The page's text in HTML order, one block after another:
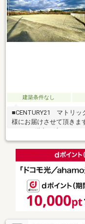
建築条件なし
■CENTURY21 マトリッ
様にお届けさせて頂きま
物件探しの注意点等、良
知らせしております。■
談・女性単身・派遣社
■住宅に関するご相談か
待ちしております♪♪